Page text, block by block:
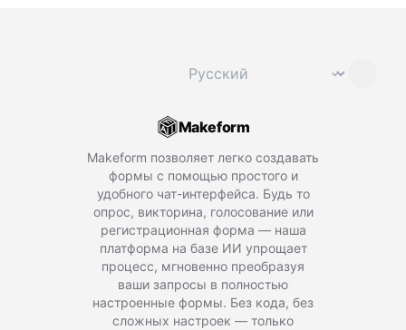
⌄
Makeform
Makeform позволяет легко создавать
формы с помощью простого и
удобного чат-интерфейса. Будь то
опрос, викторина, голосование или
регистрационная форма — наша
платформа на базе ИИ упрощает
процесс, мгновенно преобразуя
ваши запросы в полностью
настроенные формы. Без кода, без
сложных настроек — только